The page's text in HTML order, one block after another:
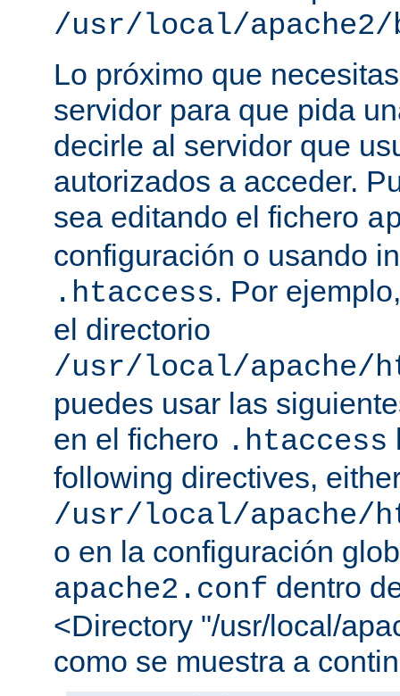
/usr/local/apache2/
Lo próximo que
servidor para que pida
decirle al servidor que
autorizados a acceder.
sea editando el fichero
configuración o usando
.htaccess. Por
el directorio
/usr/local/apache/
puedes usar las
en el fichero .htaccess
following directives,
/usr/local/apache/
o en la configuración
apache2.conf dentro
<Directory "/usr/local/
como se muestra a